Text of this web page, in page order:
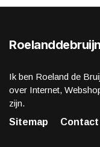
Ik ben Roeland de
over Internet,
zijn.
Sitemap
Contact